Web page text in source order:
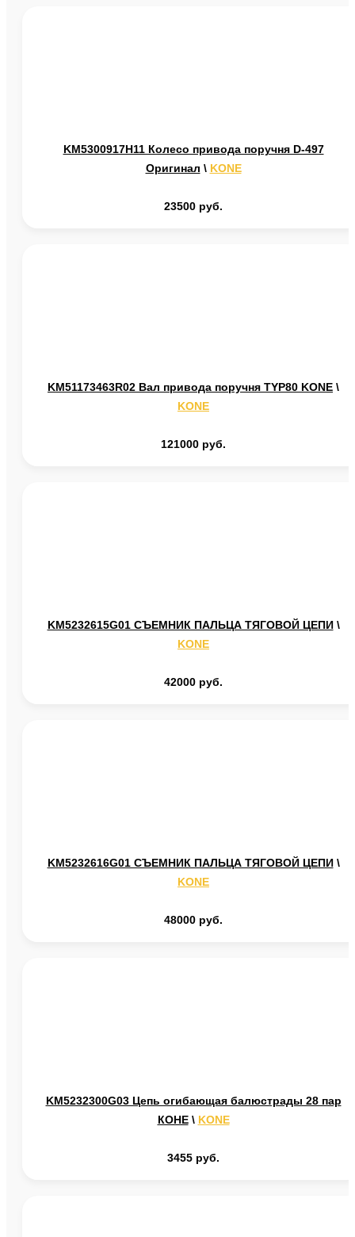
KM5300917H11 Колесо привода поручня D-497
Оригинал \ KONE
23500 руб.
KM51173463R02 Вал привода поручня TYP80 KONE \
KONE
121000 руб.
KM5232615G01 СЪЕМНИК ПАЛЬЦА ТЯГОВОЙ ЦЕПИ\
KONE
42000 руб.
KM5232616G01 СЪЕМНИК ПАЛЬЦА ТЯГОВОЙ ЦЕПИ\
KONE
48000 руб.
KM5232300G03 Цепь огибающая балюстрады 28 пар
КОНЕ\ KONE
3455 руб.